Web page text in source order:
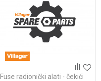
Fuse radionički alati - čekići